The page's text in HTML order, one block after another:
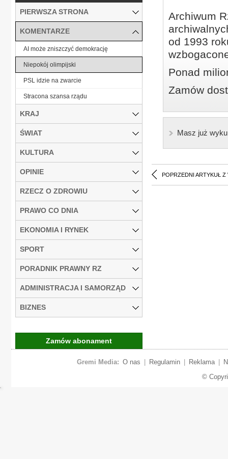
Archiwum
od 1993
Ponad
Zamów
Masz już
POPRZEDNI ARTYKUŁ Z
PIERWSZA STRONA
KOMENTARZE
AI może zniszczyć demokrację
Niepokój olimpijski
PSL idzie na zwarcie
Stracona szansa rządu
KRAJ
ŚWIAT
KULTURA
OPINIE
RZECZ O ZDROWIU
PRAWO CO DNIA
EKONOMIA I RYNEK
SPORT
PORADNIK PRAWNY RZ
ADMINISTRACJA I SAMORZĄD
BIZNES
Zamów abonament
Gremi Media: O nas Regulamin Reklama
©